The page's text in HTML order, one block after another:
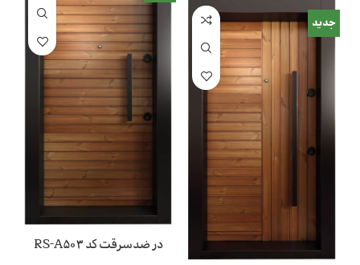
در ضدسرقت کد RS-A503
جدید